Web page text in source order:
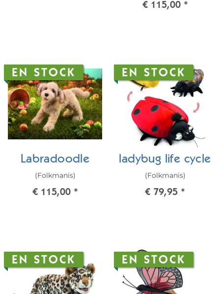
€ 115,00 *
EN STOCK
Labradoodle
(Folkmanis)
€ 115,00 *
EN STOCK
ladybug life cycle
(Folkmanis)
€ 79,95 *
EN STOCK EN STOCK